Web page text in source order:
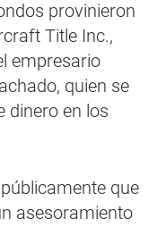
provinieron
Title Inc.,
empresario
quien se
dinero en los
que
asesoramiento